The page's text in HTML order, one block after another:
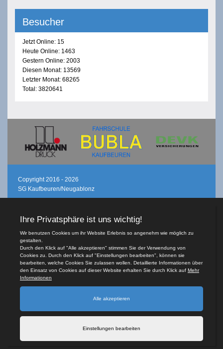
Besucher
Jetzt Online: 15
Heute Online: 1463
Gestern Online: 2003
Diesen Monat: 13569
Letzter Monat: 68265
Total: 3820641
Copyright 2016 - 2026
SG Kaufbeuren/Neugablonz
Registrieren
Teamsports 2
Dein Sportverein online